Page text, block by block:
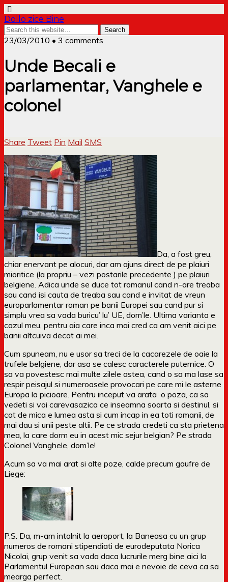
Dollo zice Bine
23/03/2010 • 3 comments
Unde Becali e
parlamentar, Vanghele e
colonel
Share Tweet Pin Mail SMS
Da, a fost greu,
chiar enervant pe alocuri, dar am ajuns direct de pe plaiuri
mioritice (la propriu – vezi postarile precedente ) pe plaiuri
belgiene. Adica unde se duce tot romanul cand n-are treaba
sau cand isi cauta de treaba sau cand e invitat de vreun
europarlamentar roman pe banii Europei sau cand pur si
simplu vrea sa vada buricu’ lu’ UE, dom’le. Ultima varianta e
cazul meu, pentru aia care inca mai cred ca am venit aici pe
banii altcuiva decat ai mei.
Cum spuneam, nu e usor sa treci de la cacarezele de oaie la
trufele belgiene, dar asa se calesc caracterele puternice. O
sa va povestesc mai multe zilele astea, cand o sa ma lase sa
respir peisajul si numeroasele provocari pe care mi le asterne
Europa la picioare. Pentru inceput va arata o poza, ca sa
vedeti si voi carevasazica ce inseamna soarta si destinul, si
cat de mica e lumea asta si cum incap in ea toti romanii, de
mai dau si unii peste altii. Pe ce strada credeti ca sta prietena
mea, la care dorm eu in acest mic sejur belgian? Pe strada
Colonel Vanghele, dom’le!
Acum sa va mai arat si alte poze, calde precum gaufre de
Liege:
P.S. Da, m-am intalnit la aeroport, la Baneasa cu un grup
numeros de romani stipendiati de eurodeputata Norica
Nicolai, grup venit sa vada daca lucrurile merg bine aici la
Parlamentul European sau daca mai e nevoie de ceva ca sa
mearga perfect.